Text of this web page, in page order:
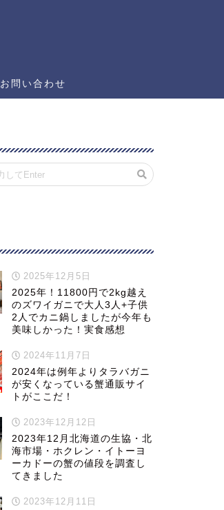
お問い合わせ
2025年12月5日
2025年！11800円で2kg越え
のズワイガニで大人3人+子供
2人でカニ鍋しましたが今年も
美味しかった！実食感想
2024年11月7日
2024年は例年よりタラバガニ
が安くなっている蟹通販サイ
トがここだ！
2023年12月12日
2023年12月北海道の生協・北
海市場・ホクレン・イトーヨ
ーカドーの蟹の値段を調査し
てきました
2023年12月11日